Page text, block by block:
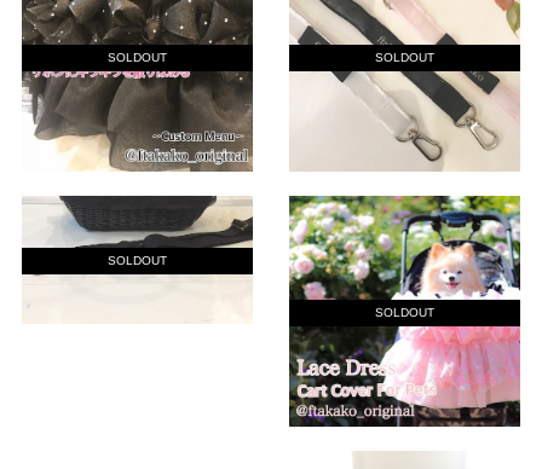
SOLDOUT SOLDOUT
SOLDOUT
SOLDOUT